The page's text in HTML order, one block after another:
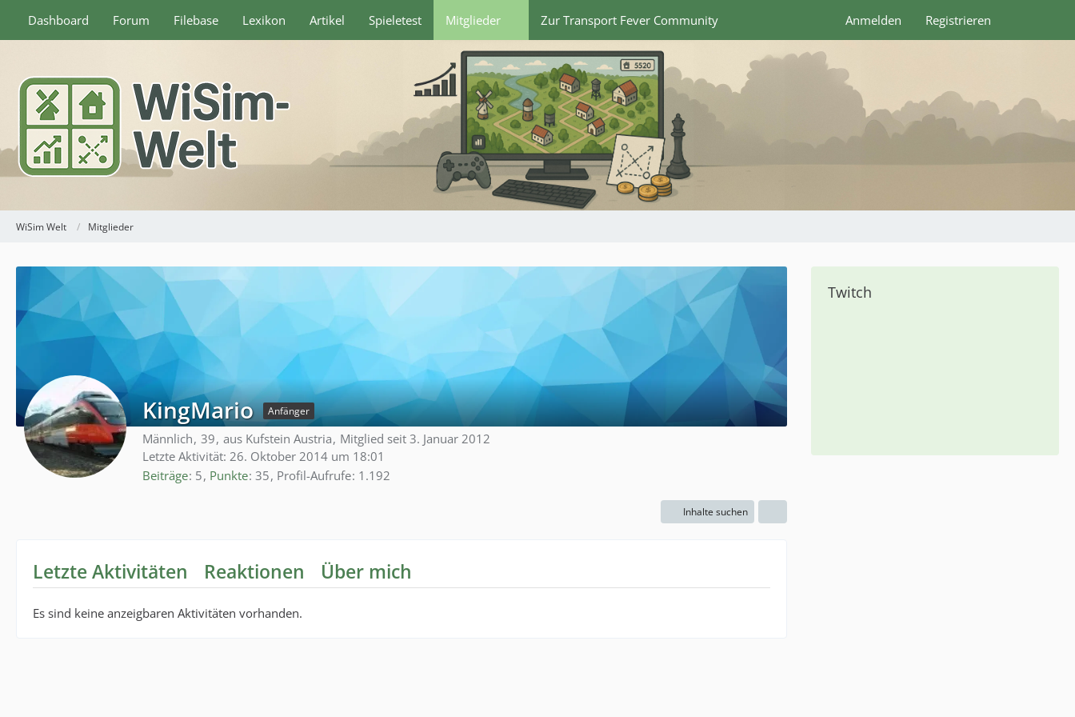
Dashboard Forum Filebase Lexikon Artikel Spieletest Mitglieder Zur Transport Fever Community Anmelden Registrieren
WiSim Welt Mitglieder
KingMario Anfänger
Männlich 39 aus Kufstein Austria Mitglied seit 3. Januar 2012
Letzte Aktivität: 26. Oktober 2014 um 18:01
Beiträge 5 Punkte 35 Profil-Aufrufe 1.192
Inhalte suchen
Letzte Aktivitäten Reaktionen Über mich
Es sind keine anzeigbaren Aktivitäten vorhanden.
Twitch